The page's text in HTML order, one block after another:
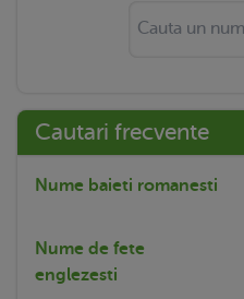
Cautari frecvente
Nume baieti romanesti
Nume de fete
englezesti